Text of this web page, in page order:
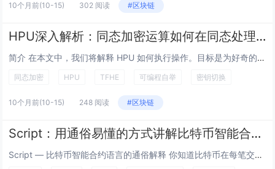
10个月前(10-15) 302 阅读 #区块链
HPU深入解析：同态加密运算如何在同态处理器上运行
简介 在本文中，我们将解释 HPU 如何执行操作。目标是为好奇的开发者提供一个清晰的 HPU 使用的心理模型 —— 并且，对于勇敢者，可以深入研究它的 RTL 代码。 当然，硬件永远不会单独工作。HPU 项目还包括一个软件堆栈：...
同态加密 HPU TFHE 可编程自举 密钥切换
10个月前(10-15) 248 阅读 #区块链
Script：用通俗易懂的方式讲解比特币智能合约语言
Script — 比特币智能合约语言的通俗解释 你知道比特币在每笔交易中都隐藏着自己的编程语言吗？它被称为 Script，虽然它看起来不像我们通常使用的编程语言，但它默默地支持着比特币在网络上的安全转移。在这篇文章中，我将用简单的术语...